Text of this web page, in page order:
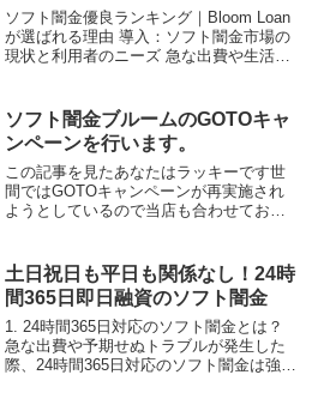
ソフト闇金優良ランキング｜Bloom Loan
が選ばれる理由 導入：ソフト闇金市場の
現状と利用者のニーズ 急な出費や生活費
金は強力な選択肢となっています。特
に、銀行や消...
ソフト闇金ブルームのGOTOキャ
ンペーンを行います。
この記事を見たあなたはラッキーです世
間ではGOTOキャンペーンが再実施され
ようとしているので当店も合わせてお客
ます。通常では月一返済が難しいお客様
でも月一返済や給料日合...
土日祝日も平日も関係なし！24時
間365日即日融資のソフト闇金
1. 24時間365日対応のソフト闇金とは？
急な出費や予期せぬトラブルが発生した
際、24時間365日対応のソフト闇金は強力